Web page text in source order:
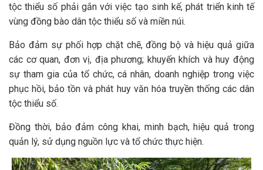
tộc thiểu số phải gắn với việc tạo sinh kế, phát triển kinh tế
vùng đồng bào dân tộc thiểu số và miền núi.
Bảo đảm sự phối hợp chặt chẽ, đồng bộ và hiệu quả giữa
các cơ quan, đơn vị, địa phương; khuyến khích và huy động
sự tham gia của tổ chức, cá nhân, doanh nghiệp trong việc
phục hồi, bảo tồn và phát huy văn hóa truyền thống các dân
tộc thiểu số.
Đồng thời, bảo đảm công khai, minh bạch, hiệu quả trong
quản lý, sử dụng nguồn lực và tổ chức thực hiện.